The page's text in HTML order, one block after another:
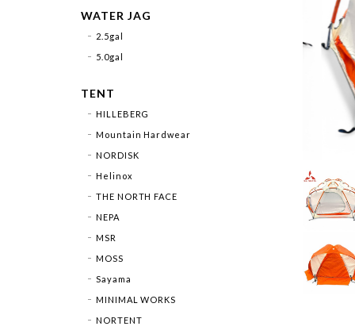
WATER JAG
2.5gal
5.0gal
TENT
HILLEBERG
Mountain Hardwear
NORDISK
Helinox
THE NORTH FACE
NEPA
MSR
MOSS
Sayama
MINIMAL WORKS
NORTENT